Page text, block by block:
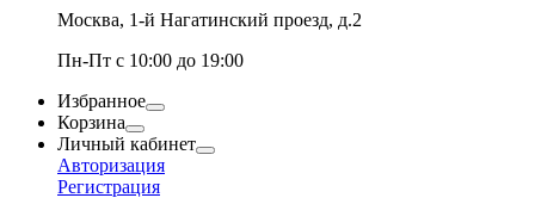
Москва, 1-й Нагатинский проезд, д.2
Пн-Пт с 10:00 до 19:00
Избранное
Корзина
Личный кабинет
Авторизация
Регистрация